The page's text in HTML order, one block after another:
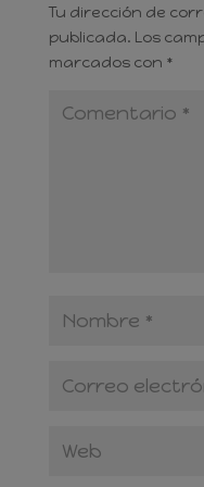
Tu dirección de
publicada. Los
marcados con *